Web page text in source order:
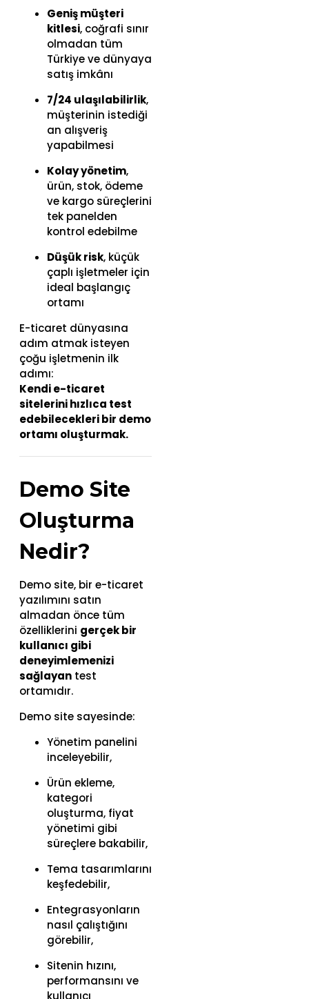
Geniş müşteri
kitlesi, coğrafi sınır
olmadan tüm
Türkiye ve dünyaya
satış imkânı
7/24 ulaşılabilirlik,
müşterinin istediği
an alışveriş
yapabilmesi
Kolay yönetim,
ürün, stok, ödeme
ve kargo süreçlerini
tek panelden
kontrol edebilme
Düşük risk, küçük
çaplı işletmeler için
ideal başlangıç
ortamı
E-ticaret dünyasına
adım atmak isteyen
çoğu işletmenin ilk
adımı:
Kendi e-ticaret
sitelerini hızlıca test
edebilecekleri bir demo
ortamı oluşturmak.
Demo Site
Oluşturma
Nedir?
Demo site, bir e-ticaret
yazılımını satın
almadan önce tüm
özelliklerini gerçek bir
kullanıcı gibi
deneyimlemenizi
sağlayan test
ortamıdır.
Demo site sayesinde:
Yönetim panelini
inceleyebilir,
Ürün ekleme,
kategori
oluşturma, fiyat
yönetimi gibi
süreçlere bakabilir,
Tema tasarımlarını
keşfedebilir,
Entegrasyonların
nasıl çalıştığını
görebilir,
Sitenin hızını,
performansını ve
kullanıcı